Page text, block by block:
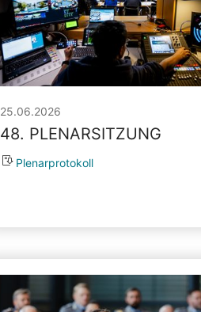
25.06.2026
48. PLENARSITZUNG
Plenarprotokoll